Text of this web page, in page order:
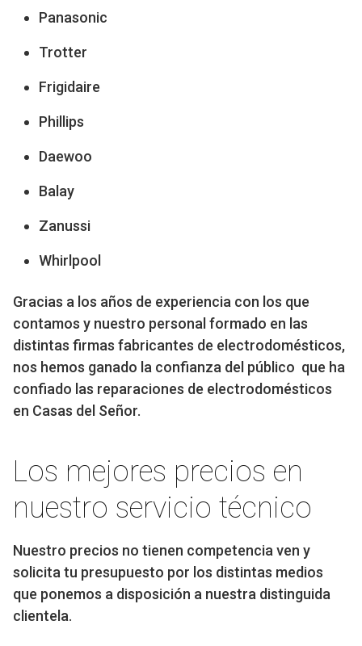
Panasonic
Trotter
Frigidaire
Phillips
Daewoo
Balay
Zanussi
Whirlpool
Gracias a los años de experiencia con los que
contamos y nuestro personal formado en las
distintas firmas fabricantes de electrodomésticos,
nos hemos ganado la confianza del público que ha
confiado las reparaciones de electrodomésticos
en Casas del Señor.
Los mejores precios en
nuestro servicio técnico
Nuestro precios no tienen competencia ven y
solicita tu presupuesto por los distintas medios
que ponemos a disposición a nuestra distinguida
clientela.